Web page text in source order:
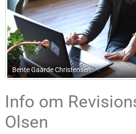
Info om
Olsen